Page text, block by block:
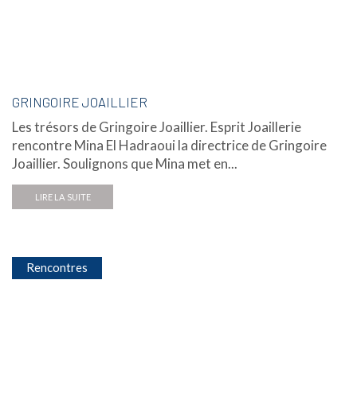
GRINGOIRE JOAILLIER
Les trésors de Gringoire Joaillier. Esprit Joaillerie
rencontre Mina El Hadraoui la directrice de Gringoire
Joaillier. Soulignons que Mina met en...
LIRE LA SUITE
Rencontres